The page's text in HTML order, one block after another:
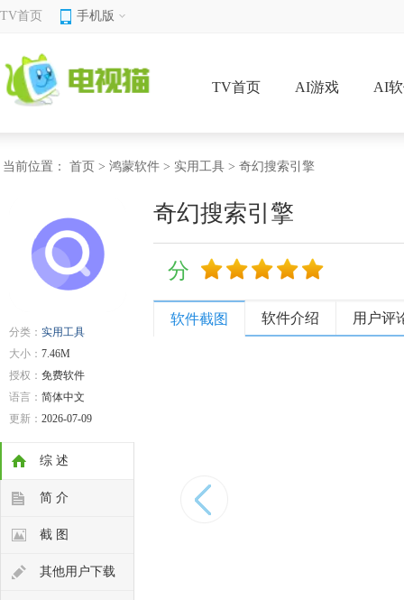
TV首页 手机版
TV首页 AI游戏 AI
当前位置： 首页 > 鸿蒙软件 > 实用工具 > 奇幻搜索引擎
分类： 实用工具
大小： 7.46M
授权： 免费软件
语言： 简体中文
更新： 2026-07-09
综 述
简 介
截 图
其他用户下载
奇幻搜索引擎
分
软件截图 软件介绍 用户评